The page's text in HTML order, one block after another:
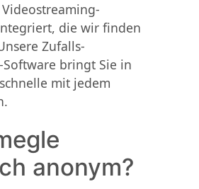
die wir finden
Zufalls-
bringt Sie in
mit jedem
anonym?